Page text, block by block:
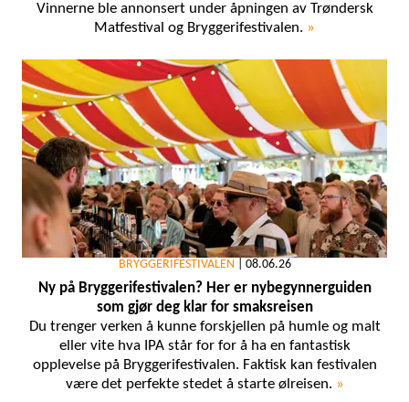
Vinnerne ble annonsert under åpningen av Trøndersk
Matfestival og Bryggerifestivalen. »
BRYGGERIFESTIVALEN 08.06.26
Ny på Bryggerifestivalen? Her er nybegynnerguiden
som gjør deg klar for smaksreisen
Du trenger verken å kunne forskjellen på humle og malt
eller vite hva IPA står for for å ha en fantastisk
opplevelse på Bryggerifestivalen. Faktisk kan festivalen
være det perfekte stedet å starte ølreisen. »